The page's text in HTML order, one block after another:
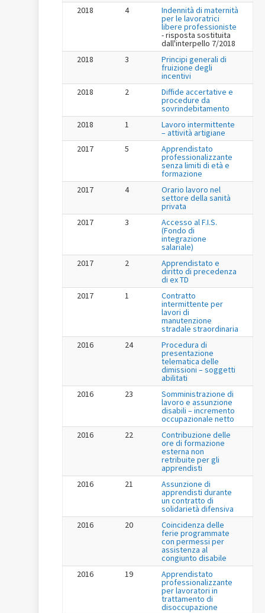
2018 4 Indennità di maternità
per le lavoratrici
libere professioniste
- risposta sostituita
dall'interpello 7/2018
2018
3 Principi generali di
fruizione degli
incentivi
2018
2 Diffide accertative e
procedure da
sovrindebitamento
2018
1 Lavoro intermittente
– attività artigiane
2017
5 Apprendistato
professionalizzante
senza limiti di età e
formazione
2017
4 Orario lavoro nel
settore della sanità
privata
2017
3 Accesso al F.I.S.
(Fondo di
integrazione
salariale)
2017
2 Apprendistato e
diritto di precedenza
di ex TD
2017
1 Contratto
intermittente per
lavori di
manutenzione
stradale straordinaria
2016
24 Procedura di
presentazione
telematica delle
dimissioni – soggetti
abilitati
2016
23 Somministrazione di
lavoro e assunzione
disabili – incremento
occupazionale netto
2016
22 Contribuzione delle
ore di formazione
esterna non
retribuite per gli
apprendisti
2016
21 Assunzione di
apprendisti durante
un contratto di
solidarietà difensiva
2016
20 Coincidenza delle
ferie programmate
con permessi per
assistenza al
congiunto disabile
2016
19 Apprendistato
professionalizzante
per lavoratori in
trattamento di
disoccupazione